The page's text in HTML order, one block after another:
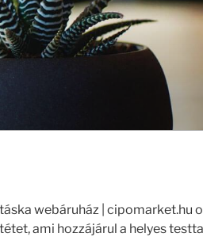
webáruház | cipomarket.hu
ami hozzájárul a helyes